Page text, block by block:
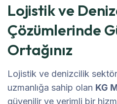
Lojistik ve
Çözümlerinde
Ortağınız
Lojistik ve denizcilik
uzmanlığa sahip olan KG
güvenilir ve verimli bir